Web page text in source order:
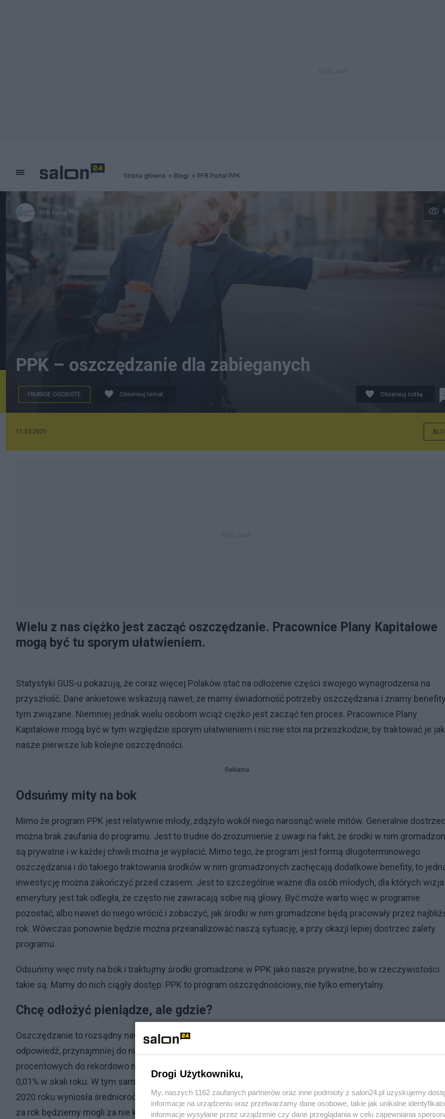
Strona główna Blogi PFR Portal PPK
PFR Portal PPK
PPK – oszczędzanie dla zabieganych
FINANSE OSOBISTE Obserwuj temat Obserwuj notkę
11.03.2021
Wielu z nas ciężko jest zacząć oszczędzanie. Pracownice Plany Kapitałowe
mogą być tu sporym ułatwieniem.
Statystyki GUS-u pokazują, że coraz więcej Polaków stać na odłożenie części swojego wynagrodzenia na
przyszłość. Dane ankietowe wskazują nawet, że mamy świadomość potrzeby oszczędzania i znamy
tym związane. Niemniej jednak wielu osobom wciąż ciężko jest zacząć ten proces. Pracownice Plany
Kapitałowe mogą być w tym względzie sporym ułatwieniem i nic nie stoi na przeszkodzie, by traktować je
nasze pierwsze lub kolejne oszczędności.
Reklama
Odsuńmy mity na bok
Mimo że program PPK jest relatywnie młody, zdążyło wokół niego narosnąć wiele mitów. Generalnie dostrzec
można brak zaufania do programu. Jest to trudne do zrozumienie z uwagi na fakt, że środki w nim
są prywatne i w każdej chwili można je wypłacić. Mimo tego, że program jest formą długoterminowego
oszczędzania i do takiego traktowania środków w nim gromadzonych zachęcają dodatkowe benefity, to
inwestycję można zakończyć przed czasem. Jest to szczególnie ważne dla osób młodych, dla których wizja
emerytury jest tak odległa, że często nie zawracają sobie nią głowy. Być może warto więc w programie
pozostać, albo nawet do niego wrócić i zobaczyć, jak środki w nim gromadzone będą pracowały przez
rok. Wówczas ponownie będzie można przeanalizować naszą sytuację, a przy okazji lepiej dostrzec zalety
programu.
Odsuńmy więc mity na bok i traktujmy środki gromadzone w PPK jako nasze prywatne, bo w rzeczywistości
takie są. Mamy do nich ciągły dostęp. PPK to program oszczędnościowy, nie tylko emerytalny.
Chcę odłożyć pieniądze, ale gdzie?
Oszczędzanie to rozsądny nawyk, ale rodzi się pytanie, gdzie warto lokować odłożone środki. Dla wielu z nas
odpowiedź, przynajmniej do niedawna, była oczywista – w banku. Niestety za sprawą spadku stóp
procentowych do rekordowo niskiego poziomu przestało się to po prostu opłacać. Nie brak lokat na zaledwie
0,01% w skali roku. W tym samym czasie inflacja pozostała na podwyższonym poziomie i według danych GUS
2020 roku wyniosła średniorocznie 3,4%. Oznacza to, że na środkach odkładanych w banku realnie tracimy,
za rok będziemy mogli za nie kupić mniej dóbr i usług niż obecnie. Ceny rosną bowiem w większym tempie
Drogi Użytkowniku,
My, naszych 1162 zaufanych partnerów oraz inne podmioty z salon24.pl uzyskujemy
informacje na urządzeniu oraz przetwarzamy dane osobowe, takie jak unikalne
informacje wysyłane przez urządzenie czy dane przeglądania w celu zapewniania